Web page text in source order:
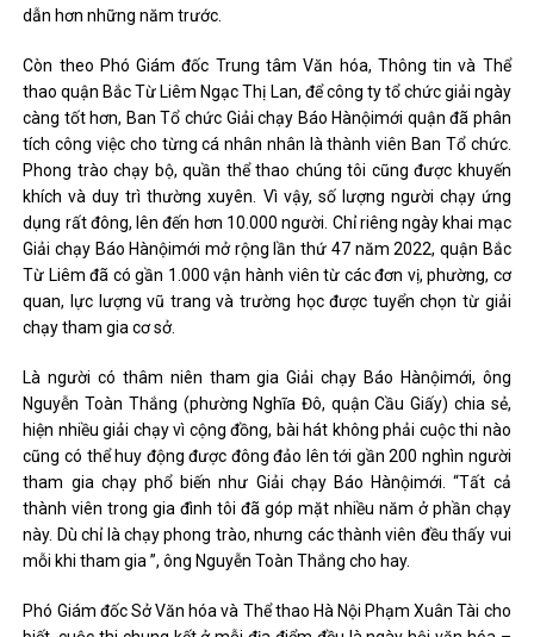
dẫn hơn những năm trước.
Còn theo Phó Giám đốc Trung tâm Văn hóa, Thông tin và Thể
thao quận Bắc Từ Liêm Ngạc Thị Lan, để công ty tổ chức giải ngày
càng tốt hơn, Ban Tổ chức Giải chạy Báo Hànộimới quận đã phân
tích công việc cho từng cá nhân nhân là thành viên Ban Tổ chức.
Phong trào chạy bộ, quần thể thao chúng tôi cũng được khuyến
khích và duy trì thường xuyên. Vì vậy, số lượng người chạy ứng
dụng rất đông, lên đến hơn 10.000 người. Chỉ riêng ngày khai mạc
Giải chạy Báo Hànộimới mở rộng lần thứ 47 năm 2022, quận Bắc
Từ Liêm đã có gần 1.000 vận hành viên từ các đơn vị, phường, cơ
quan, lực lượng vũ trang và trường học được tuyển chọn từ giải
chạy tham gia cơ sở.
Là người có thâm niên tham gia Giải chạy Báo Hànộimới, ông
Nguyễn Toàn Thắng (phường Nghĩa Đô, quận Cầu Giấy) chia sẻ,
hiện nhiều giải chạy vì cộng đồng, bài hát không phải cuộc thi nào
cũng có thể huy động được đông đảo lên tới gần 200 nghìn người
tham gia chạy phổ biến như Giải chạy Báo Hànộimới. “Tất cả
thành viên trong gia đình tôi đã góp mặt nhiều năm ở phần chạy
này. Dù chỉ là chạy phong trào, nhưng các thành viên đều thấy vui
mỗi khi tham gia ”, ông Nguyễn Toàn Thắng cho hay.
Phó Giám đốc Sở Văn hóa và Thể thao Hà Nội Phạm Xuân Tài cho